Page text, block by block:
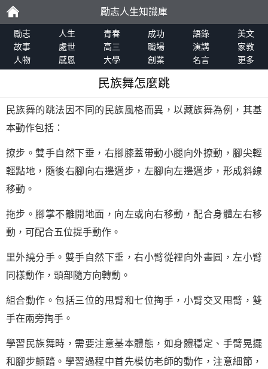
勵
志
勵志人生知識庫
勵志 人生 青春 成功 語錄
美文
故事
處世 高三 職場 演講
家教
人物
感恩 大學 創業 名言 更多
民族舞怎麼跳
民族舞的跳法因不同的民族風格而異，以藏族舞為例，其基
本動作包括：
撩步。雙手自然下垂，右腳膝蓋帶動小腿向外撩動，腳尖輕
輕點地，隨後右腳向右邊邁步，左腳向左邊邁步，形成斜線
移動。
拖步。腳掌不離開地面，向左或向右移動，配合身體左右移
動，可配合五位提手動作。
里外繞分手。雙手自然下垂，右小臂從裡向外畫圓，左小臂
同樣動作，頭部隨方向轉動。
組合動作。包括三位的甩臂和七位掏手，小臂交叉甩臂，雙
手在兩旁掏手。
學習民族舞時，需要注意基本體態，如身體穩定、手臂晃擺
和腳步顫踏。學習過程中首先模仿老師的動作，注意細節，